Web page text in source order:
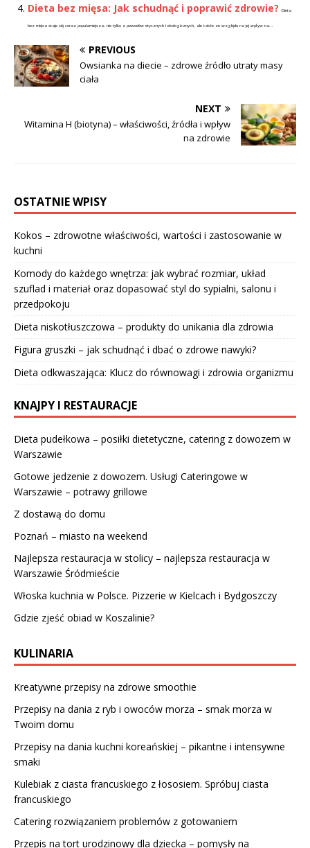
Dieta bez mięsa: Jak schudnąć i poprawić zdrowie? Dieta
bez mięsa staje się coraz popularniejsza, nie tylko z powodów etycznych i ekologicznych, ale także ze względu na jej wpływ na...
PREVIOUS
Owsianka na diecie – zdrowe źródło utraty masy
ciała
NEXT
Witamina H (biotyna) – właściwości, źródła i wpływ
na zdrowie
OSTATNIE WPISY
Kokos – zdrowotne właściwości, wartości i zastosowanie w
kuchni
Komody do każdego wnętrza: jak wybrać rozmiar, układ
szuflad i materiał oraz dopasować styl do sypialni, salonu i
przedpokoju
Dieta niskotłuszczowa – produkty do unikania dla zdrowia
Figura gruszki – jak schudnąć i dbać o zdrowe nawyki?
Dieta odkwaszająca: Klucz do równowagi i zdrowia organizmu
KNAJPY I RESTAURACJE
Dieta pudełkowa – posiłki dietetyczne, catering z dowozem w
Warszawie
Gotowe jedzenie z dowozem. Usługi Cateringowe w
Warszawie – potrawy grillowe
Z dostawą do domu
Poznań – miasto na weekend
Najlepsza restauracja w stolicy – najlepsza restauracja w
Warszawie Śródmieście
Włoska kuchnia w Polsce. Pizzerie w Kielcach i Bydgoszczy
Gdzie zjeść obiad w Koszalinie?
KULINARIA
Kreatywne przepisy na zdrowe smoothie
Przepisy na dania z ryb i owoców morza – smak morza w
Twoim domu
Przepisy na dania kuchni koreańskiej – pikantne i intensywne
smaki
Kulebiak z ciasta francuskiego z łososiem. Spróbuj ciasta
francuskiego
Catering rozwiązaniem problemów z gotowaniem
Przepis na tort urodzinowy dla dziecka – pomysły na